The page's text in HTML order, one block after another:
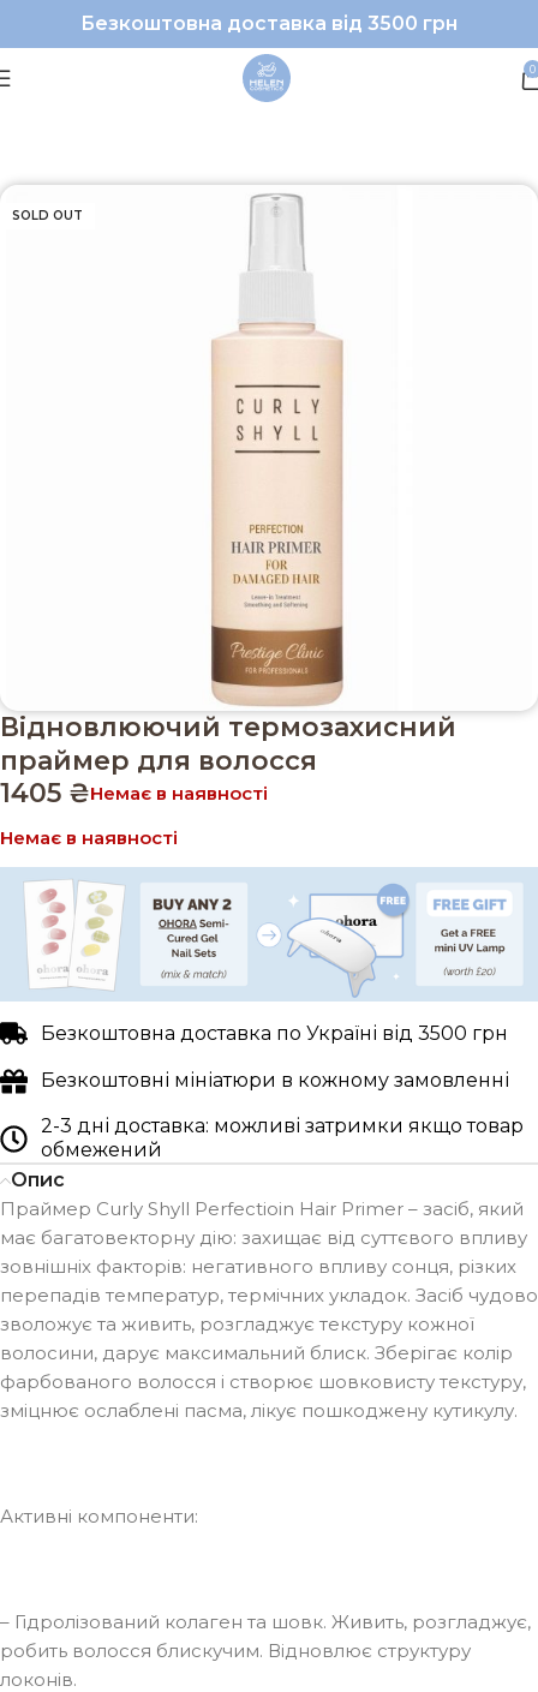
Безкоштовна доставка від 3500 грн
0
SOLD OUT
Відновлюючий термозахисний
праймер для волосся
1405 ₴Немає в наявності
Немає в наявності
Безкоштовна доставка по Україні від 3500 грн
Безкоштовні мініатюри в кожному замовленні
2-3 дні доставка: можливі затримки якщо товар
обмежений
Опис
Праймер Curly Shyll Perfectioin Hair Primer – засіб, який
має багатовекторну дію: захищає від суттєвого впливу
зовнішніх факторів: негативного впливу сонця, різких
перепадів температур, термічних укладок. Засіб чудово
зволожує та живить, розгладжує текстуру кожної
волосини, дарує максимальний блиск. Зберігає колір
фарбованого волосся і створює шовковисту текстуру,
зміцнює ослаблені пасма, лікує пошкоджену кутикулу.
Активні компоненти:
– Гідролізований колаген та шовк. Живить, розгладжує,
робить волосся блискучим. Відновлює структуру
локонів.